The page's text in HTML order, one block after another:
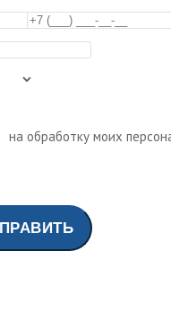
на обработку моих